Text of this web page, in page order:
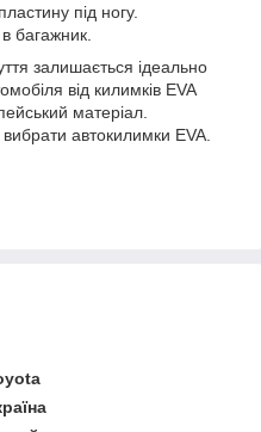
під ногу.
багажник.
залишається ідеально
від килимків EVA
матеріал.
автокилимки EVA.